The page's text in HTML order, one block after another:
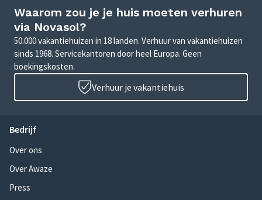
Waarom zou je je huis moeten verhuren
via Novasol?
50.000 vakantiehuizen in 18 landen. Verhuur van vakantiehuizen
sinds 1968. Servicekantoren door heel Europa. Geen
boekingskosten.
Verhuur je vakantiehuis
Bedrijf
Over ons
Over Awaze
Press